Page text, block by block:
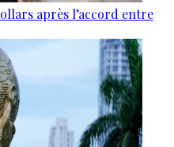
après l’accord entre